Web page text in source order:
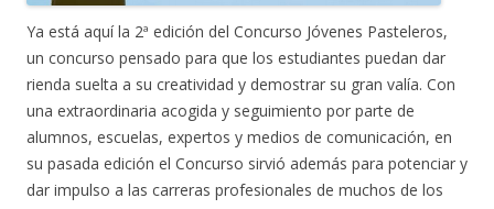
Ya está aquí la 2ª edición del Concurso Jóvenes Pasteleros,
un concurso pensado para que los estudiantes puedan dar
rienda suelta a su creatividad y demostrar su gran valía. Con
una extraordinaria acogida y seguimiento por parte de
alumnos, escuelas, expertos y medios de comunicación, en
su pasada edición el Concurso sirvió además para potenciar y
dar impulso a las carreras profesionales de muchos de los